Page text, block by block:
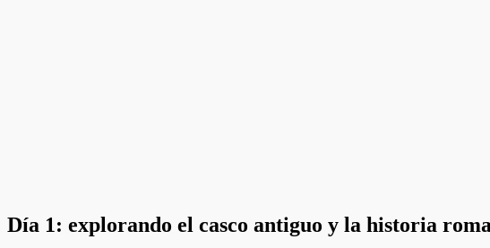
Día 1: explorando el casco antiguo y la historia